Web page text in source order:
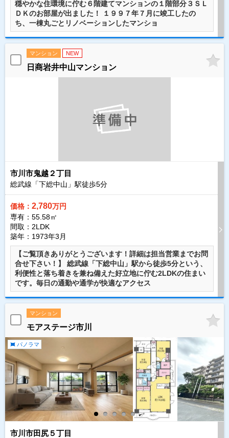
穏やかな住環境に佇む６階建てマンションの１階部分３ＳＬ
ＤＫのお部屋が出ました！ １９９７年７月に竣工したの
ち、一棟丸ごとリノベーションしたマンショ
マンション NEW
日商岩井中山マンション
市川市鬼越２丁目
総武線「下総中山」駅徒歩5分
価格： 2,780万円
専有：55.58㎡
間取：2LDK
築年：1973年3月
【ご覧頂きありがとうございます！詳細は担当営業までお問
合せ下さい！】 総武線「下総中山」駅から徒歩5分という、
利便性と落ち着きを兼ね備えた好立地に佇む2LDKの住まい
です。毎日の通勤や通学が快適なアクセス
マンション
モアステージ市川
パノラマ
市川市田尻５丁目